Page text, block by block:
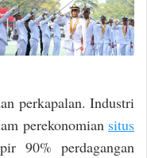
perkapalan. Industri
perekonomian situs
90% perdagangan